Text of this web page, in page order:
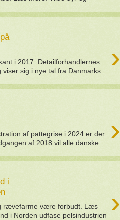
›
i 2017. Detailforhandlernes
sig i nye tal fra Danmarks
›
af pattegrise i 2024 er der
af 2018 vil alle danske
i
›
rævefarme være forbudt. Læs
i Norden udfase pelsindustrien